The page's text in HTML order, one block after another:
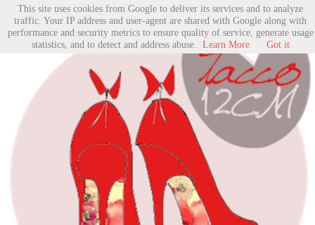
This site uses cookies from Google to deliver its services and to analyze
traffic. Your IP address and user-agent are shared with Google along with
performance and security metrics to ensure quality of service, generate usage
statistics, and to detect and address abuse.
Learn More Got it